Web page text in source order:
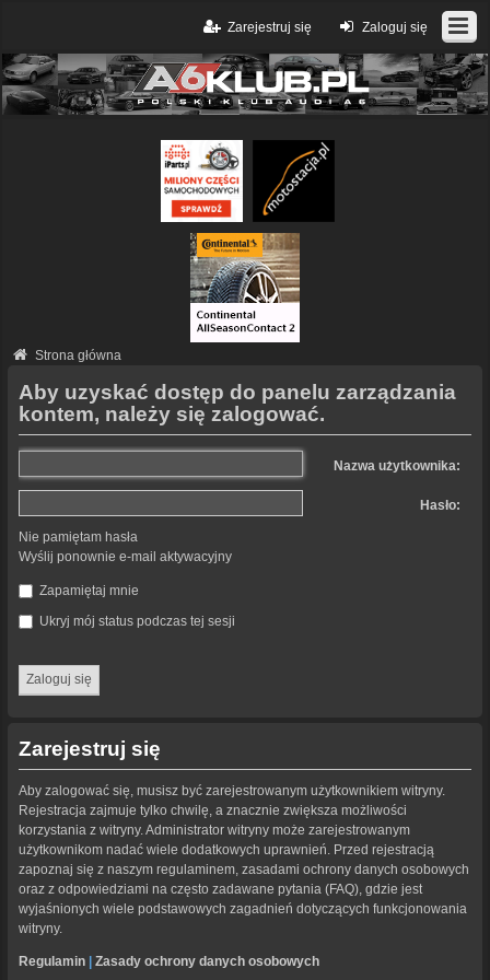
Zaloguj się
Zarejestruj się
Strona główna
Aby uzyskać dostęp do panelu zarządzania
kontem, należy się zalogować.
Nazwa użytkownika:
Hasło:
Nie pamiętam hasła
Wyślij ponownie e-mail aktywacyjny
Zapamiętaj mnie
Ukryj mój status podczas tej sesji
Zarejestruj się
Aby zalogować się, musisz być zarejestrowanym użytkownikiem witryny.
Rejestracja zajmuje tylko chwilę, a znacznie zwiększa możliwości
korzystania z witryny. Administrator witryny może zarejestrowanym
użytkownikom nadać wiele dodatkowych uprawnień. Przed rejestracją
zapoznaj się z naszym regulaminem, zasadami ochrony danych osobowych
oraz z odpowiedziami na często zadawane pytania (FAQ), gdzie jest
wyjaśnionych wiele podstawowych zagadnień dotyczących funkcjonowania
witryny.
Regulamin Zasady ochrony danych osobowych